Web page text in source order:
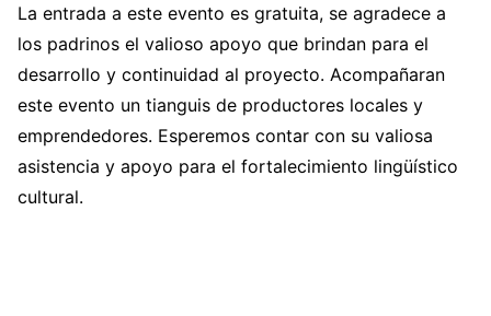
La entrada a este evento es gratuita, se agradece a
los padrinos el valioso apoyo que brindan para el
desarrollo y continuidad al proyecto. Acompañaran
este evento un tianguis de productores locales y
emprendedores. Esperemos contar con su valiosa
asistencia y apoyo para el fortalecimiento lingüístico
cultural.